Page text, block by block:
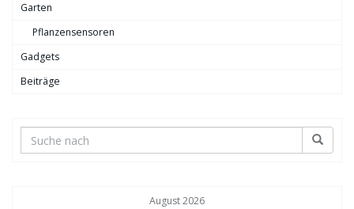
Garten
Pflanzensensoren
Gadgets
Beiträge
August 2026